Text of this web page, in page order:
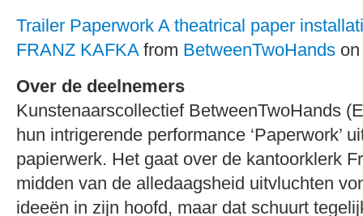
Trailer Paperwork A theatrical paper
FRANZ KAFKAfrom BetweenTwoHands
Over de deelnemers
Kunstenaarscollectief BetweenTwoHands
hun intrigerende performance ‘Paperwork’
papierwerk. Het gaat over de kantoorklerk
midden van de alledaagsheid uitvluchten
ideeën in zijn hoofd, maar dat schuurt